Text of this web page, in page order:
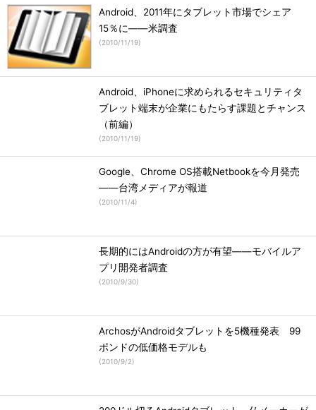
Android、2011年にタブレット市場でシェア
15％に――米調査
(2010/11/19)
Android、iPhoneに求められるセキュリティタ
ブレット端末が企業にもたらす課題とチャンス
（前編）
(2010/11/19)
Google、Chrome OS搭載Netbookを今月発売
――台湾メディアが報道
(2010/11/4)
長期的にはAndroidの方が有望――モバイルア
プリ開発者調査
(2010/9/30)
ArchosがAndroidタブレットを5機種発表 99
ポンドの低価格モデルも
(2010/9/2)